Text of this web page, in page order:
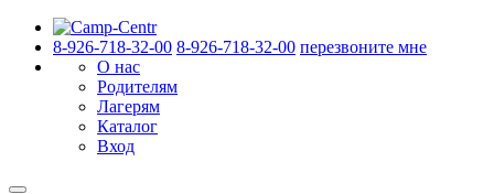
8-926-718-32-00 8-926-718-32-00 перезвоните мне
О нас
Родителям
Лагерям
Каталог
Вход